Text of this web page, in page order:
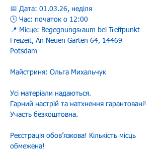
📅 Дата: 01.03.26, неділя
🕒 Час: початок о 12:00
📍 Місце: Begegnungsraum bei Treffpunkt
Freizeit, An Neuen Garten 64, 14469
Potsdam
Майстриня: Ольга Михальчук
Усі матеріали надаються.
Гарний настрій та натхнення гарантовані!
Участь безкоштовна.
Реєстрація обовʼязкова! Кількість місць
обмежена!